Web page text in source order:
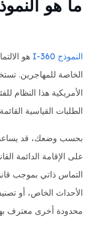
النموذج I-360
هو الالتماس
الخاصة للمهاجرين.
الأمريكية هذا النظام
الطلبات القياسية القائمة
على الإقامة الدائمة
التماس ذاتي بموجب
الأحداث الخاص، أو
محدودة أخرى معترف بها